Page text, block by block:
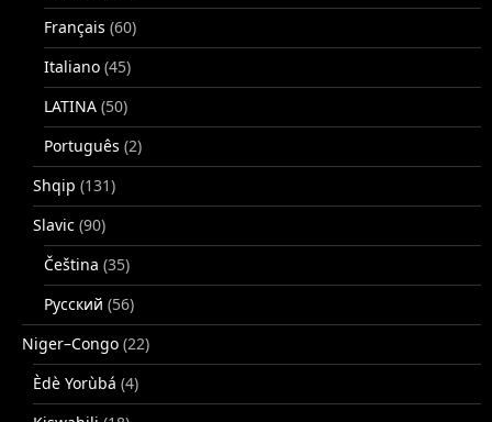
Français (60)
Italiano (45)
LATINA (50)
Português (2)
Shqip (131)
Slavic (90)
Čeština (35)
Русский (56)
Niger–Congo (22)
Èdè Yorùbá (4)